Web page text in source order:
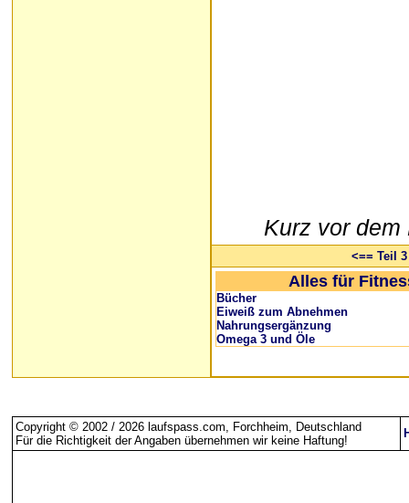
Kurz vor
<== Teil 3
Alles für
Bücher
Eiweiß zum Abnehmen
Nahrungsergänzung
Omega 3 und Öle
Copyright © 2002 / 2026 laufspass.com, Forchheim, Deutschland
Für die Richtigkeit der Angaben übernehmen wir keine Haftung!